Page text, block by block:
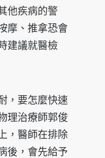
他疾病的警
摩、推拿恐會
建議就醫檢
，要怎麼快速
理治療師郭俊
，醫師在排除
後，會先給予